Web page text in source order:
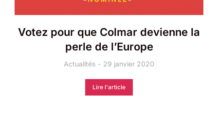
Votez pour que Colmar devienne la
perle de l’Europe
Actualités 29 janvier 2020
Lire l'article